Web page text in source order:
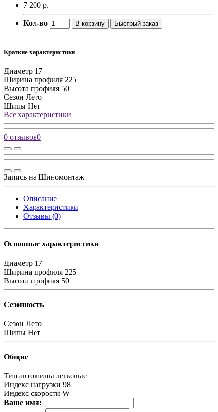
7 200 р.
Кол-во В корзину Быстрый заказ
Краткие характеристики
Диаметр 17
Ширина профиля 225
Высота профиля 50
Сезон Лето
Шипы Нет
Все характеристики
0 отзывов0
Запись на Шиномонтаж
Описание
Характеристики
Отзывы (0)
Основные характеристики
Диаметр 17
Ширина профиля 225
Высота профиля 50
Сезонность
Сезон Лето
Шипы Нет
Общие
Тип автошины легковые
Индекс нагрузки 98
Индекс скорости W
Ваше имя: